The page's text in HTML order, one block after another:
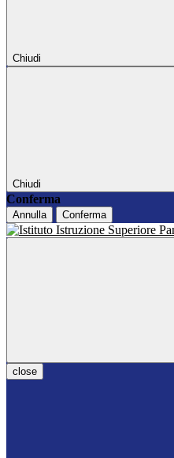
Chiudi
Chiudi
Conferma
Annulla Conferma
close